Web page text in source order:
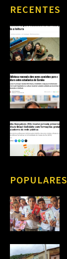
RECENTES
POPULARES